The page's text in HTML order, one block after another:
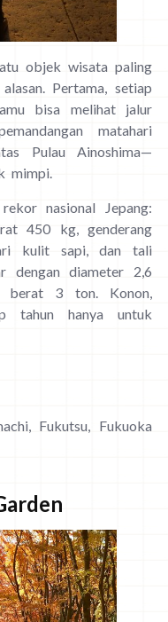
objek wisata paling
Pertama, setiap
bisa melihat jalur
matahari
Pulau Ainoshima—
mimpi.
nasional Jepang:
450 kg, genderang
kulit sapi, dan tali
dengan diameter 2,6
berat 3 ton. Konon,
tahun hanya untuk
Fukutsu, Fukuoka